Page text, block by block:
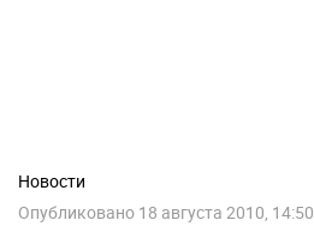
Новости
Опубликовано 18 августа 2010, 14:50